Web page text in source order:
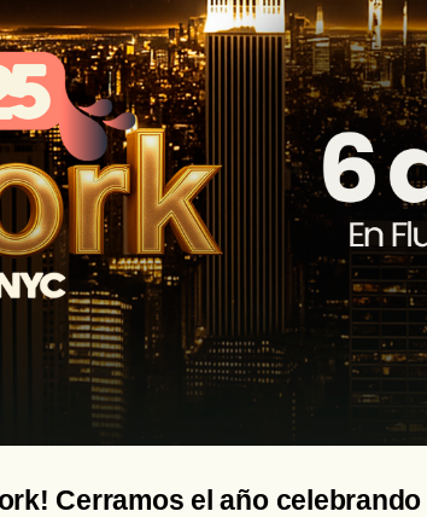
Cerramos el año